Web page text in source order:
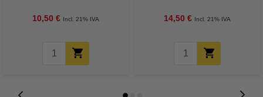
10,50 € Incl. 21% IVA 14,50 € Incl. 21% IVA